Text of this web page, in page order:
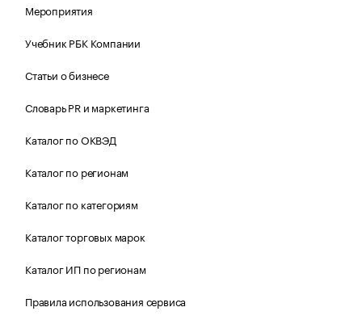
Мероприятия
Учебник РБК Компании
Статьи о бизнесе
Словарь PR и маркетинга
Каталог по ОКВЭД
Каталог по регионам
Каталог по категориям
Каталог торговых марок
Каталог ИП по регионам
Правила использования сервиса